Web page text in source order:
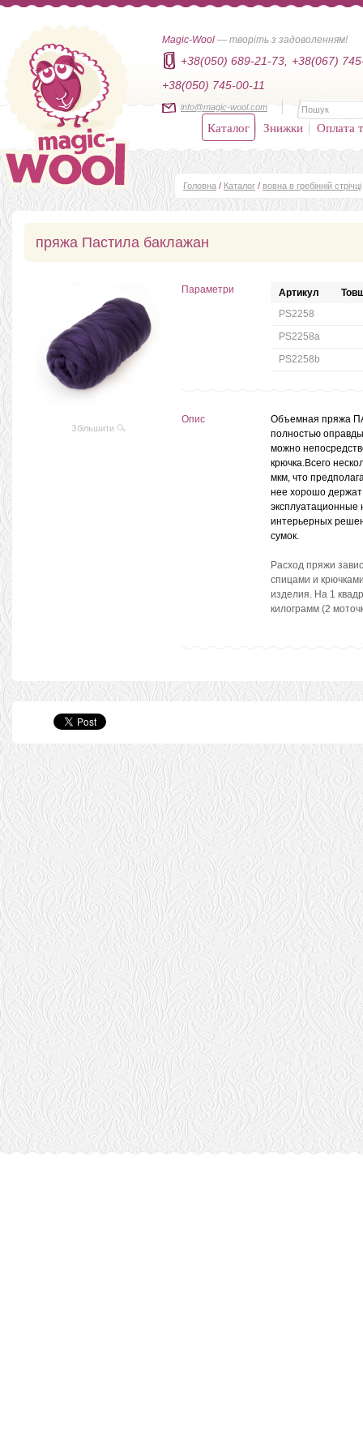
Magic-Wool — творіть з задоволенням!
+38(050) 689-21-73,
+38(067)
+38(050) 745-00-11
info@magic-wool.com
Каталог Знижки Оплата
Головна / Каталог / вовна в гребінній стрічці
пряжа Пастила баклажан
Збільшити
Параметри Артикул
PS2258
PS2258a
PS2258b
Опис
Объемная пряжа
полностью
можно
крючка.Всего
мкм, что
нее хорошо
эксплуатационные
интерьерных
сумок.
Расход пряжи
спицами и
изделия. На 1
килограмм (2